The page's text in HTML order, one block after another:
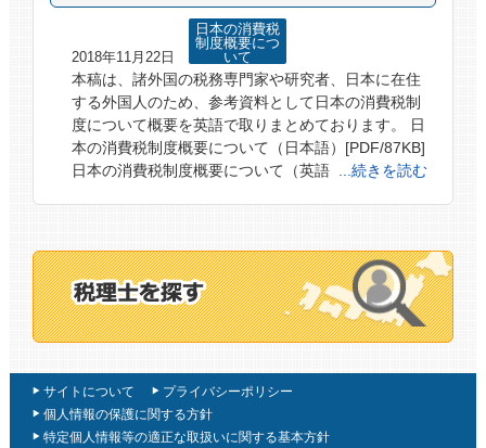
2018年11月22日
日本の消費税
制度概要につ
いて
本稿は、諸外国の税務専門家や研究者、日本に在住
する外国人のため、参考資料として日本の消費税制
度について概要を英語で取りまとめております。 日
本の消費税制度概要について（日本語）[PDF/87KB]
日本の消費税制度概要について（英語
...続きを読む
サイトについて
プライバシーポリシー
個人情報の保護に関する方針
特定個人情報等の適正な取扱いに関する基本方針